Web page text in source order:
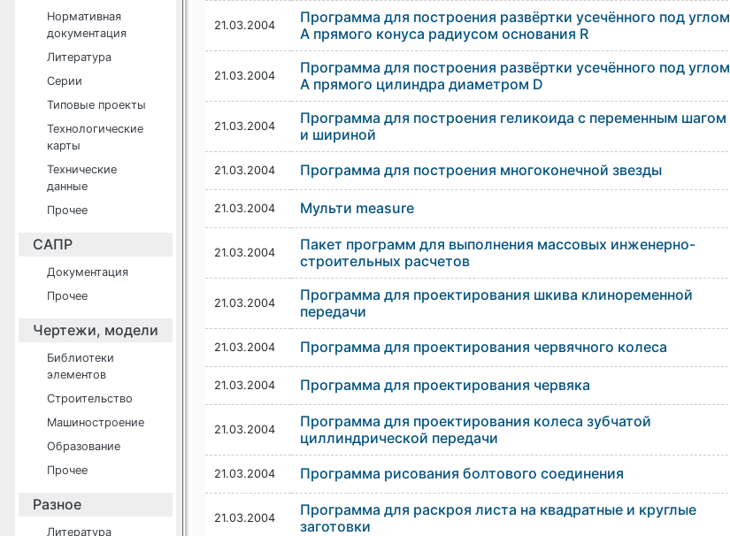
Нормативная
документация
Литература
Серии
Типовые проекты
Технологические
карты
Технические
данные
Прочее
САПР
Документация
Прочее
Чертежи, модели
Библиотеки
элементов
Строительство
Машиностроение
Образование
Прочее
Разное
Литература
21.03.2004
Программа для построения развёртки усечённого под углом
A прямого конуса радиусом основания R
21.03.2004
Программа для построения развёртки усечённого под углом
A прямого цилиндра диаметром D
21.03.2004
Программа для построения геликоида с переменным шагом
и шириной
21.03.2004 Программа для построения многоконечной звезды
21.03.2004 Мульти measure
21.03.2004
Пакет программ для выполнения массовых инженерно-
строительных расчетов
21.03.2004
Программа для проектирования шкива клиноременной
передачи
21.03.2004 Программа для проектирования червячного колеса
21.03.2004 Программа для проектирования червяка
21.03.2004
Программа для проектирования колеса зубчатой
циллиндрической передачи
21.03.2004 Программа рисования болтового соединения
21.03.2004
Программа для раскроя листа на квадратные и круглые
заготовки